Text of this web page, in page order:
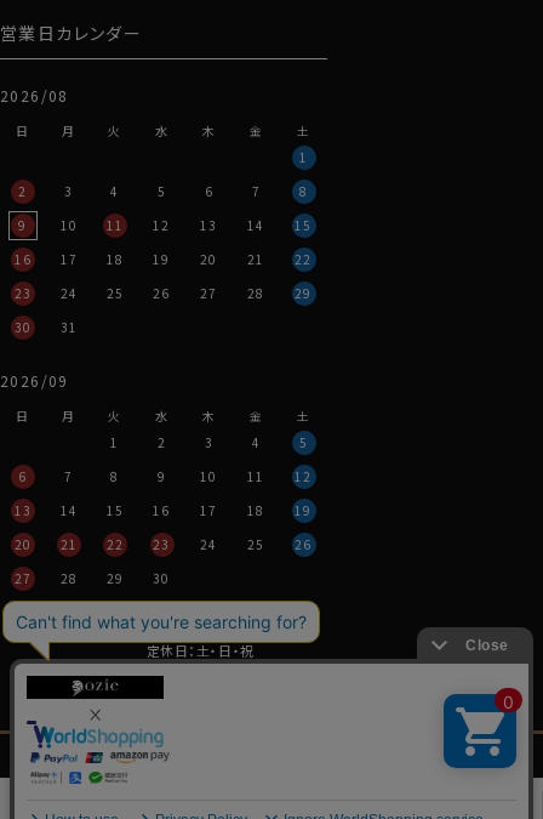
メンズ
シャツ
シャツの
基礎知識
営業日カレンダー
2026/08
日 月 火 水 木 金
土
1
2
3 4 5 6 7
8
9
10 11 12 13 14
15
16
17 18 19 20 21
22
23
24 25 26 27 28
29
30
31
2026/09
日 月 火 水 木 金
土
1
2 3 4
5
6
7 8 9 10 11
12
13
14 15 16 17 18
19
20
21 22 23 24 25
26
27
28 29 30
営業時間：平日11時～17時
定休日：土・日・祝
※年末年始つきましては、
特定商取引法に関する表記